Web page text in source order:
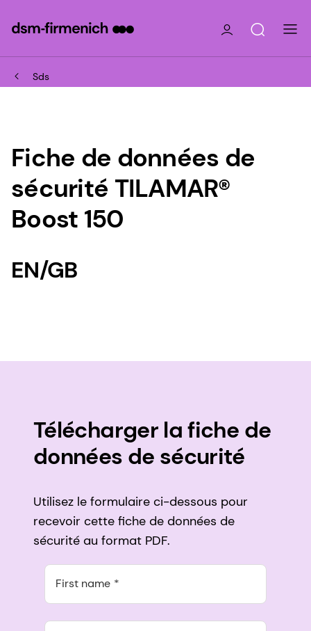
Sds
Fiche de données de
sécurité TILAMAR®
Boost 150
EN/GB
Télécharger la fiche de
données de sécurité
Utilisez le formulaire ci-dessous pour
recevoir cette fiche de données de
sécurité au format PDF.
First name